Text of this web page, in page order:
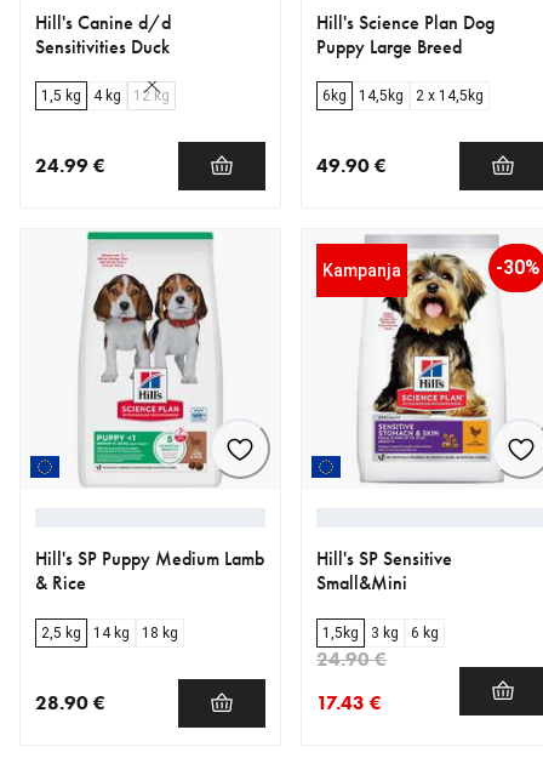
Hill's Canine d/d
Sensitivities Duck
1,5 kg 4 kg 12 kg
24.99 €
Hill's Science Plan Dog
Puppy Large Breed
6kg 14,5kg 2 x 14,5kg
49.90 €
Hill's SP Puppy Medium Lamb
& Rice
2,5 kg 14 kg 18 kg
28.90 €
Kampanja -30%
Hill's SP Sensitive
Small&Mini
1,5kg 3 kg 6 kg
17.43 €
24.90 €